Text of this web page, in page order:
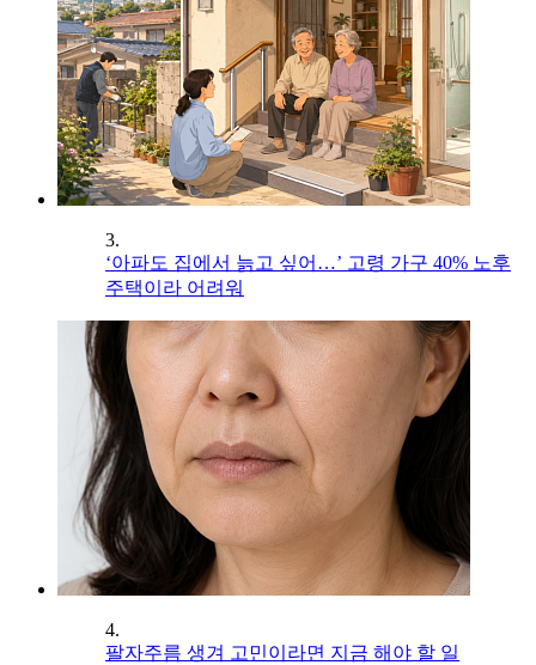
3.
‘아파도 집에서 늙고 싶어…’ 고령 가구 40% 노후
주택이라 어려워
4.
팔자주름 생겨 고민이라면 지금 해야 할 일